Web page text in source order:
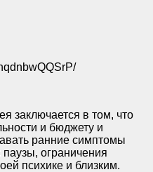
заключается в том, что
и бюджету и
ранние симптомы
ограничения
психике и близким.